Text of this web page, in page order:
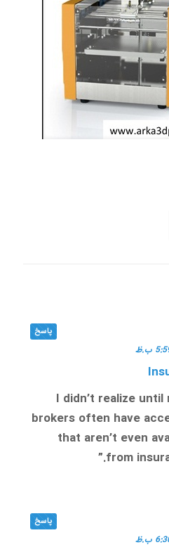
“I didn’t realize
brokers often have
that aren’t even
from
پاسخ
پاسخ